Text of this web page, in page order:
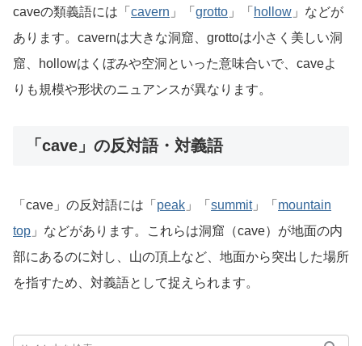
caveの類義語には「 cavern 」「 grotto 」「 hollow 」などが
あります。cavernは大きな洞窟、grottoは小さく美しい洞
窟、hollowはくぼみや空洞といった意味合いで、caveよ
りも規模や形状のニュアンスが異なります。
「cave」の反対語・対義語
「cave」の反対語には「 peak 」「 summit」「 mountain
top 」などがあります。これらは洞窟（cave）が地面の内
部にあるのに対し、山の頂上など、地面から突出した場所
を指すため、対義語として捉えられます。